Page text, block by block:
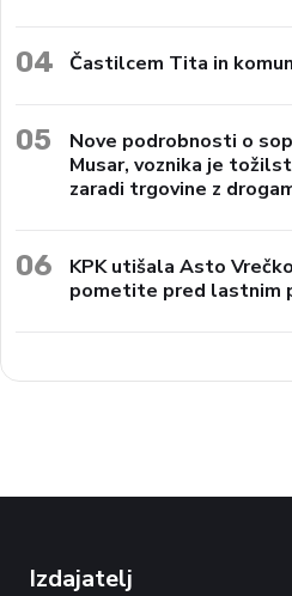
04 Častilcem Tita in
05
Nove podrobnosti o
Musar, voznika je
zaradi trgovine z
06
KPK utišala Asto
pometite pred lastnim
Izdajatelj